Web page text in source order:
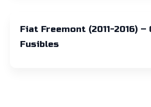
Fiat Freemont (2011-2016) –
Fusibles